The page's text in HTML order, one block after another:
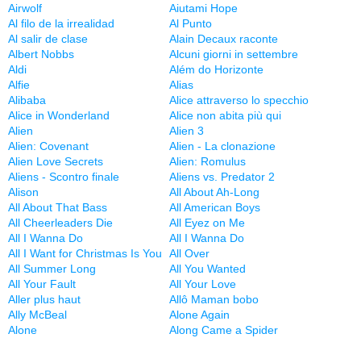
Airwolf
Aiutami Hope
Al filo de la irrealidad
Al Punto
Al salir de clase
Alain Decaux raconte
Albert Nobbs
Alcuni giorni in settembre
Aldi
Além do Horizonte
Alfie
Alias
Alibaba
Alice attraverso lo specchio
Alice in Wonderland
Alice non abita più qui
Alien
Alien 3
Alien: Covenant
Alien - La clonazione
Alien Love Secrets
Alien: Romulus
Aliens - Scontro finale
Aliens vs. Predator 2
Alison
All About Ah-Long
All About That Bass
All American Boys
All Cheerleaders Die
All Eyez on Me
All I Wanna Do
All I Wanna Do
All I Want for Christmas Is You
All Over
All Summer Long
All You Wanted
All Your Fault
All Your Love
Aller plus haut
Allô Maman bobo
Ally McBeal
Alone Again
Alone
Along Came a Spider